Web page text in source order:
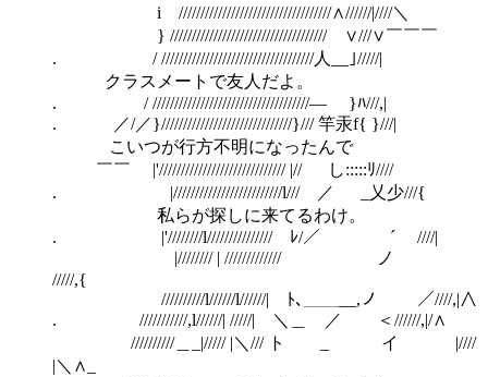
i ///////////////////////////////////∧//////|////＼
} //////////////////////////////////// ∨///∨￣￣￣
. / ///////////////////////////////////人__｣/////|
クラスメートで友人だよ。
. / ////////////////////////////////////― }ﾊ///,|
. ／/／}//////////////////////////////}/// 竿汞f{ }///|
こいつが行方不明になったんで
￣￣ |'///////////////////////////// |// し:::::ﾘ////
. |/////////////////////////l/// ／ _乂少///{
私らが探しに来てるわけ。
. |'////////l/////////////// ﾚ/／ ´￣ ////|
|//////// | ///////////// ノ
/////,{
//////////l//////l//////| ﾄ､＿＿__,ノ ／////,|∧
. ///////////,l//////| /////| ＼＿ ／ ＜//////,|/∧
//////////＿_|///// |＼/// ト _ イ |////
|＼∧_